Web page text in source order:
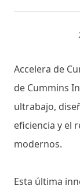
Accelera de
de Cummins
ultrabajo,
eficiencia y el
modernos.
Esta última